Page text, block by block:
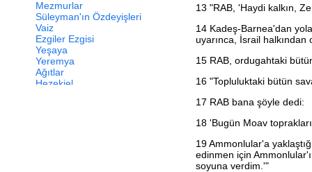
Mezmurlar
Süleyman'ın Özdeyişleri
Vaiz
Ezgiler Ezgisi
Yeşaya
Yeremya
Ağıtlar
Hezekiel
13 "RAB, 'Haydi kalkın,
14 Kadeş-Barnea'dan
uyarınca, İsrail halkından
15 RAB, ordugahtaki
16 "Topluluktaki bütün
17 RAB bana şöyle dedi:
18 'Bugün Moav
19Ammonlular'a
edinmen için
soyuna verdim.'"